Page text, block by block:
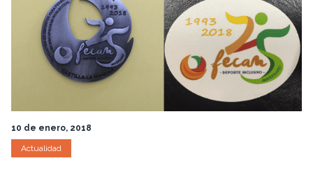
10 de enero, 2018
Actualidad